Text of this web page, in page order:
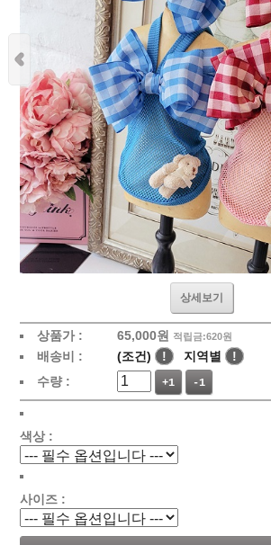
상세보기
상품가 : 65,000원 적립금:620원
배송비 : (조건) ! 지역별
!
수량 :
+1 -1
색상 :
사이즈 :